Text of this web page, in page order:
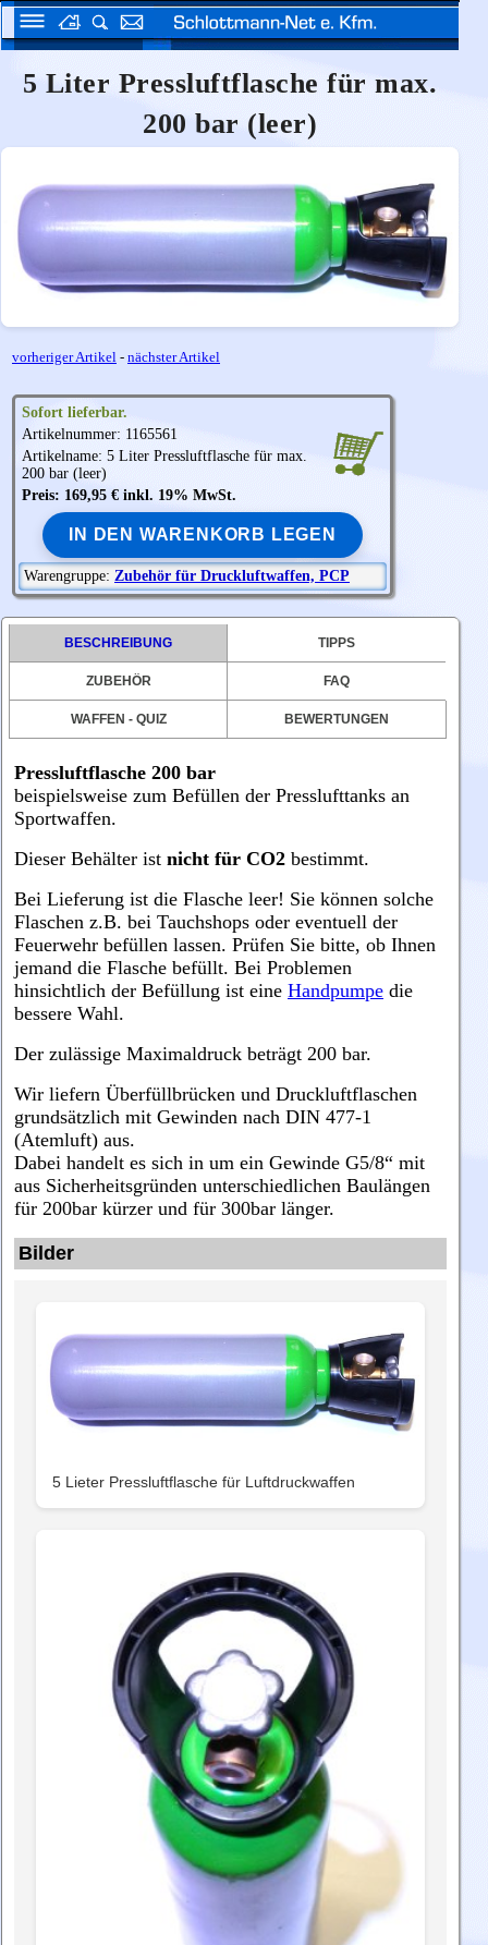
5 Liter Pressluftflasche für max.
200 bar (leer)
vorheriger Artikel - nächster Artikel
Sofort lieferbar.
Artikelnummer: 1165561
Artikelname: 5 Liter Pressluftflasche für max.
200 bar (leer)
Preis: 169,95 € inkl. 19% MwSt.
IN DEN WARENKORB LEGEN
Warengruppe: Zubehör für Druckluftwaffen, PCP
BESCHREIBUNG TIPPS
ZUBEHÖR FAQ
WAFFEN - QUIZ BEWERTUNGEN
Pressluftflasche 200 bar
beispielsweise zum Befüllen der Presslufttanks an
Sportwaffen.
Dieser Behälter ist nicht für CO2 bestimmt.
Bei Lieferung ist die Flasche leer! Sie können solche
Flaschen z.B. bei Tauchshops oder eventuell der
Feuerwehr befüllen lassen. Prüfen Sie bitte, ob Ihnen
jemand die Flasche befüllt. Bei Problemen
hinsichtlich der Befüllung ist eine Handpumpe die
bessere Wahl.
Der zulässige Maximaldruck beträgt 200 bar.
Wir liefern Überfüllbrücken und Druckluftflaschen
grundsätzlich mit Gewinden nach DIN 477-1
(Atemluft) aus.
Dabei handelt es sich in um ein Gewinde G5/8“ mit
aus Sicherheitsgründen unterschiedlichen Baulängen
für 200bar kürzer und für 300bar länger.
Bilder
5 Lieter Pressluftflasche für Luftdruckwaffen